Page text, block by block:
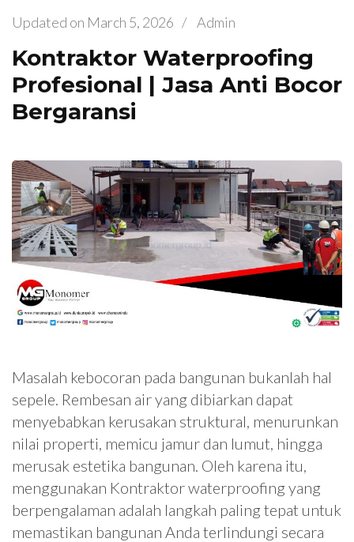
Updated on March 5, 2026 / Admin
Kontraktor Waterproofing
Profesional | Jasa Anti Bocor
Bergaransi
Masalah kebocoran pada bangunan bukanlah hal
sepele. Rembesan air yang dibiarkan dapat
menyebabkan kerusakan struktural, menurunkan
nilai properti, memicu jamur dan lumut, hingga
merusak estetika bangunan. Oleh karena itu,
menggunakan Kontraktor waterproofing yang
berpengalaman adalah langkah paling tepat untuk
memastikan bangunan Anda terlindungi secara